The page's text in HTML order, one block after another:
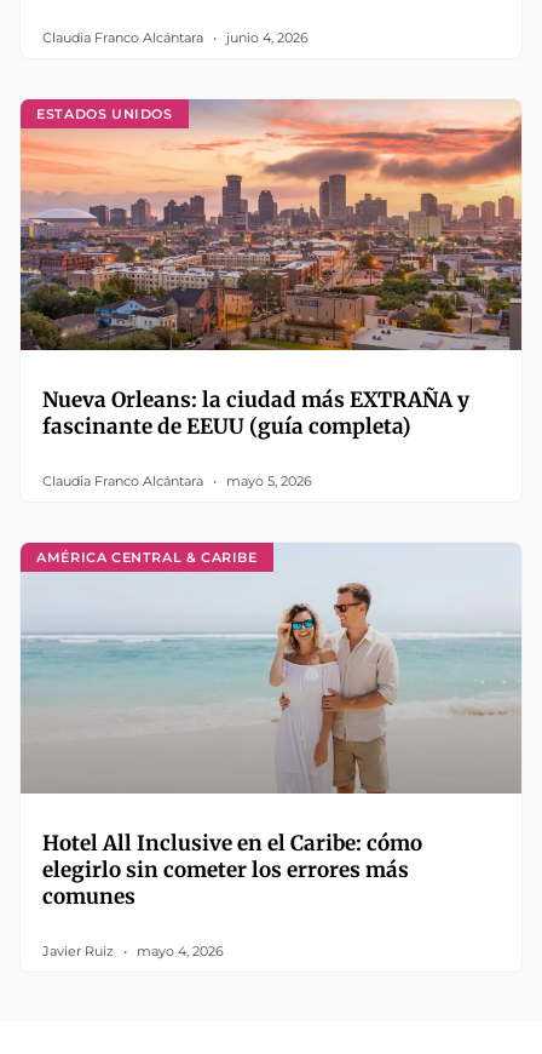
Claudia Franco Alcántara junio 4, 2026
ESTADOS UNIDOS
Nueva Orleans: la ciudad más EXTRAÑA y
fascinante de EEUU (guía completa)
Claudia Franco Alcántara mayo 5, 2026
AMÉRICA CENTRAL & CARIBE
Hotel All Inclusive en el Caribe: cómo
elegirlo sin cometer los errores más
comunes
Javier Ruiz mayo 4, 2026